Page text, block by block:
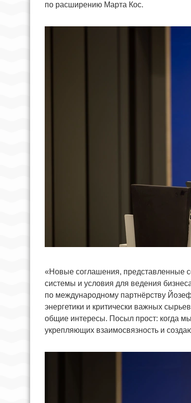
по расширению Марта Кос.
«Новые соглашения, представленные
системы и условия для ведения
по международному партнёрству
энергетики и критически важных
общие интересы. Посыл прост: когда
укрепляющих взаимосвязность и